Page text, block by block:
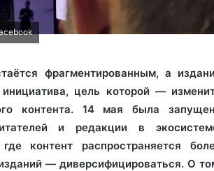
фрагментированным, а
цель которой —
контента. 14 мая была
и редакции в
контент распространяется
— диверсифицироваться. О